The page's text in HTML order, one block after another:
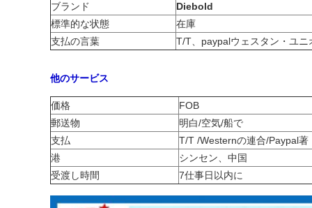
ブランド
Diebold
標準的な状態
在庫
支払の言葉
T/T、paypalウェスタン・ユニ
他のサービス
価格
FOB
郵送物
明白/空気/船で
支払
T/T /Westernの連合/Paypal著
港
シンセン、中国
受渡し時間
7仕事日以内に